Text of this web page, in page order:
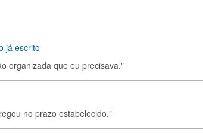
já escrito
organizada que eu precisava."
no prazo estabelecido."